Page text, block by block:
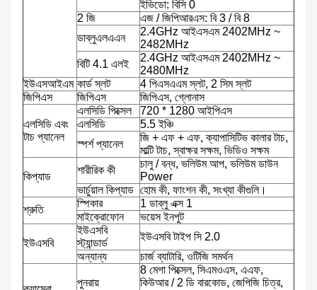
ইভিডো: বিসি 0
2 জি
এজ / জিপিআরএস: বি 3 / বি 8
ডাব্লুএলএএন
2.4GHz আইএসএম 2402MHz ~
2482MHz
বিটি 4.1 এলই
2.4GHz আইএসএম 2402MHz ~
2480MHz
ইউএসআইএম কার্ড স্লট
4 পিএসএএম স্লট, 2 সিম স্লট
জিপিএস
জিপিএস জিপিএস, গ্লোনাস
এলসিডি এবং
টাচ প্যানেল
এলসিডি পিক্সেল
720 * 1280 আইপিএস
এলসিডি
5.5 ইঞ্চি
স্পর্শ প্যানেল
জি + এফ + এফ, ক্যাপাসিটিভ কালার টাচ,
মাল্টি টাচ, স্বাক্ষর সক্ষম, ভিডিও সক্ষম
কিপ্যাড
শারীরিক কী
চালু / বন্ধ, ভলিউম আপ, ভলিউম ডাউন
Power
ভার্চুয়াল কিপ্যাড হোম কী, ফাংশন কী, সংখ্যা কীগুলি।
শ্রুতি
স্পিকার
1 ডাব্লু এক্স 1
মাইক্রোফোন
ভয়েস ইনপুট
ইউএসবি
ইউএসবি
স্ট্যান্ডার্ড
ইউএসবি টাইপ সি 2.0
অন্যান্য
চার্জ ব্যাটারি, ওটিজি সমর্থন
পুনরায়
8 মেগা পিক্সেল, সিএমওএস, এএফ,
কিউআর / 2 ডি বারকোড, জেপিজি চিত্র,